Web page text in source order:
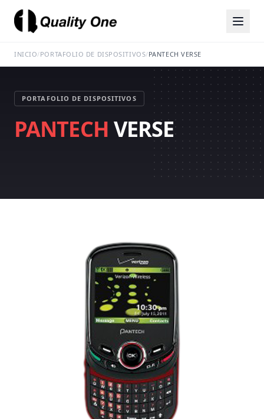
INICIO/PORTAFOLIO DE DISPOSITIVOS/PANTECH VERSE
PORTAFOLIO DE DISPOSITIVOS
PANTECH VERSE